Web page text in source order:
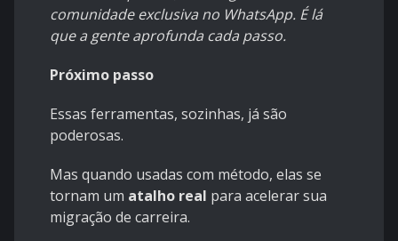
comunidade exclusiva no WhatsApp. É lá
que a gente aprofunda cada passo.
Próximo passo
Essas ferramentas, sozinhas, já são
poderosas.
Mas quando usadas com método, elas se
tornam um atalho real para acelerar sua
migração de carreira.